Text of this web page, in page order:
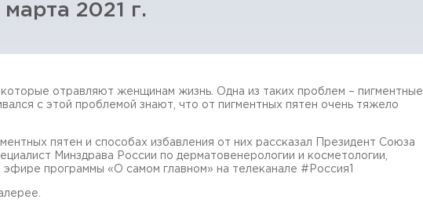
2021 г.
отравляют женщинам жизнь. Одна из таких проблем – пигментные
с этой проблемой знают, что от пигментных пятен очень тяжело
пятен и способах избавления от них рассказал Президент Союза
Минздрава России по дерматовенерологии и косметологии,
программы «О самом главном» на телеканале #Россия1